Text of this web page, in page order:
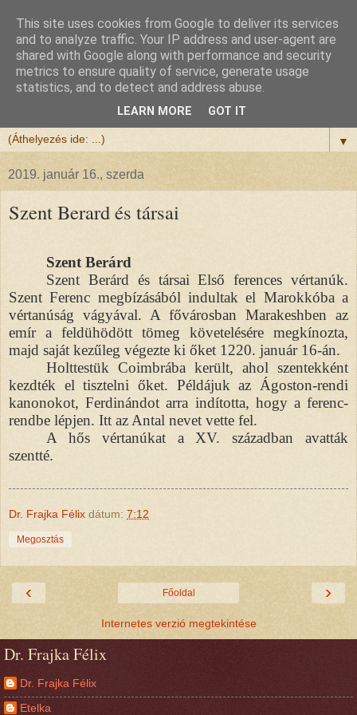
Félix atya
Szeretettel köszöntöm a honlapomra ellátogatót.
▼
2019. január 16., szerda
Szent Berard és társai
Szent Berárd
Szent Berárd és társai Első ferences vértanúk.
Szent Ferenc megbízásából indultak el Marokkóba a
vértanúság vágyával. A fővárosban Marakeshben az
emír a feldühödött tömeg követelésére megkínozta,
majd saját kezűleg végezte ki őket 1220. január 16-án.
Holttestük Coimbrába került, ahol szentekként
kezdték el tisztelni őket. Példájuk az Ágoston-rendi
kanonokot, Ferdinándot arra indította, hogy a ferenc-
rendbe lépjen. Itt az Antal nevet vette fel.
A hős vértanúkat a XV. században avatták
szentté.
Dr. Frajka Félix dátum: 7:12
Megosztás
‹ ›
Főoldal
Internetes verzió megtekintése
Dr. Frajka Félix
Dr. Frajka Félix
Etelka
This site uses cookies from Google to deliver its services
and to analyze traffic. Your IP address and user-agent are
shared with Google along with performance and security
metrics to ensure quality of service, generate usage
statistics, and to detect and address abuse.
LEARN MORE GOT IT